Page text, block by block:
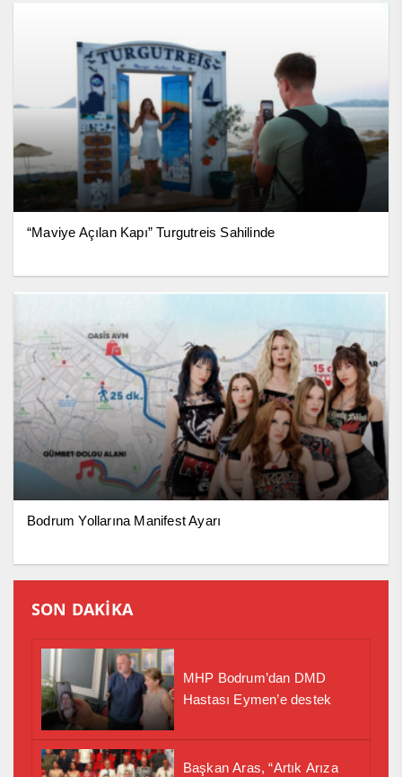
“Maviye Açılan Kapı” Turgutreis Sahilinde
Bodrum Yollarına Manifest Ayarı
SON DAKİKA
MHP Bodrum’dan DMD
Hastası Eymen’e destek
Başkan Aras, “Artık Arıza